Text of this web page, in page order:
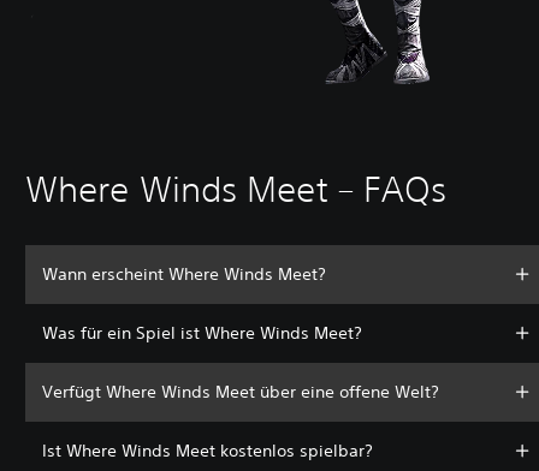
Where Winds Meet – FAQs
Wann erscheint Where Winds Meet?
Was für ein Spiel ist Where Winds Meet?
Verfügt Where Winds Meet über eine offene Welt?
Ist Where Winds Meet kostenlos spielbar?